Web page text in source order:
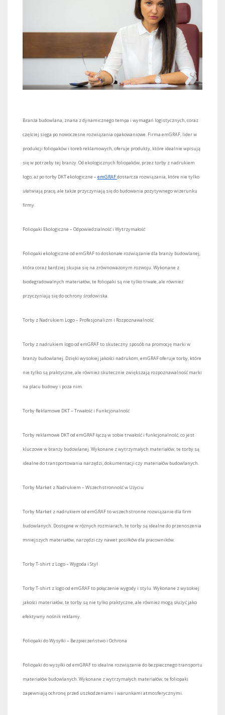
Branża budowlana, znana z dynamicznego tempa i wymagań logistycznych, coraz
częściej sięga po nowoczesne rozwiązania opakowaniowe. Firma emGRAF, lider w
produkcji foliopaków i toreb reklamowych, oferuje produkty, które idealnie wpisują
się w potrzeby tej branży. Od ekologicznych foliopaków, przez torby z nadrukiem
logo, aż po torby DKT ekologiczne – emGRAFdostarcza rozwiązania, które nie tylko
ułatwiają pracę, ale także przyczyniają się do budowania pozytywnego wizerunku
firmy.
Foliopaki Ekologiczne – Odpowiedzialność i Wytrzymałość
Foliopaki ekologiczne od emGRAF to doskonałe rozwiązanie dla branży budowlanej,
która coraz bardziej skupia się na zrównoważonym rozwoju. Wykonane z
biodegradowalnych materiałów, te foliopaki są nie tylko trwałe, ale również
przyczyniają się do ochrony środowiska.
Torby z Nadrukiem Logo – Profesjonalizm i Rozpoznawalność
Torby z nadrukiem logo od emGRAF to skuteczny sposób na promocję marki w
branży budowlanej. Dzięki wysokiej jakości nadrukom, emGRAF oferuje torby, które
nie tylko są praktyczne, ale również skutecznie zwiększają rozpoznawalność marki
na placu budowy i poza nim.
Torby Reklamowe DKT – Trwałość i Funkcjonalność
Torby reklamowe DKT od emGRAF łączą w sobie trwałość i funkcjonalność, co jest
kluczowe w branży budowlanej. Wykonane z wytrzymałych materiałów, te torby są
idealne do transportowania narzędzi, dokumentacji czy materiałów budowlanych.
Torby Market z Nadrukiem – Wszechstronność w Użyciu
Torby Market z nadrukiem od emGRAF to wszechstronne rozwiązanie dla firm
budowlanych. Dostępne w różnych rozmiarach, te torby są idealne do przenoszenia
mniejszych materiałów, narzędzi czy nawet posiłków dla pracowników.
Torby T-shirt z Logo – Wygoda i Styl
Torby T-shirt z logo od emGRAF to połączenie wygody i stylu. Wykonane z wysokiej
jakości materiałów, te torby są nie tylko praktyczne, ale również mogą służyć jako
efektywny nośnik reklamy.
Foliopaki do Wysyłki – Bezpieczeństwo i Ochrona
Foliopaki do wysyłki od emGRAF to idealne rozwiązanie do bezpiecznego transportu
materiałów budowlanych. Wykonane z wytrzymałych materiałów, te foliopaki
zapewniają ochronę przed uszkodzeniami i warunkami atmosferycznymi.